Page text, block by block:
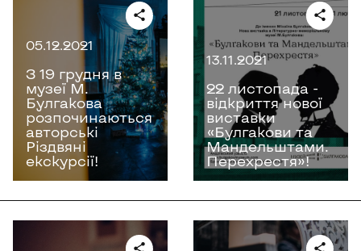
05.12.2021
З 19 грудня в
музеї М.
Булгакова
розпочинаються
авторські
Різдвяні
екскурсії!
13.11.2021
22 листопада -
відкриття нової
виставки
«Булгакови та
Мандельштами.
Перехрестя»!